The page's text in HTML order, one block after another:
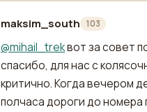
maksim_south 103
отредактировано
@mihail_trekвот за совет
спасибо, для нас с
критично. Когда вечером
полчаса дороги до